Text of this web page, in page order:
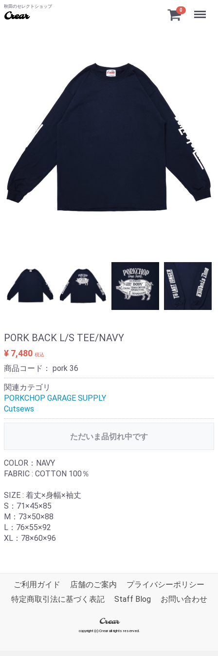
秋田のセレクトショップ
Crear
0 Menu
PORK BACK L/S TEE/NAVY
¥ 7,480 税込
商品コード： pork 36
関連カテゴリ
PORKCHOP GARAGE SUPPLY
Cutsews
ただいま品切れ中です
COLOR：NAVY
FABRIC : COTTON 100％
SIZE : 着丈×身幅×袖丈
S：71×45×85
M：73×50×88
L：76×55×92
XL：78×60×96
ご利用ガイド 店舗のご案内
プライバシーポリシー
特定商取引法に基づく表記
Staff Blog お問い合わせ
Crear
copyright (c) Crear all rights reserved.